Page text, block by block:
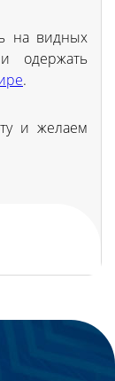
на видных
одержать
.
и желаем